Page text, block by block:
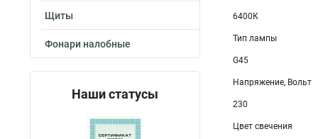
Щиты
Фонари налобные
Наши статусы
6400К
Тип лампы
G45
Напряжение, Вольт
230
Цвет свечения